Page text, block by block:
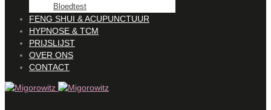
Bloedtest
FENG SHUI & ACUPUNCTUUR
HYPNOSE & TCM
PRIJSLIJST
OVER ONS
CONTACT